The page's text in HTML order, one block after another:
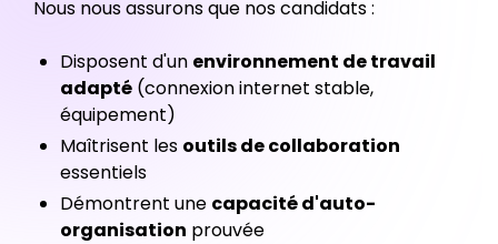
Nous nous assurons que nos candidats :
Disposent d'un environnement de travail
adapté (connexion internet stable,
équipement)
Maîtrisent les outils de collaboration
essentiels
Démontrent une capacité d'auto-
organisation prouvée